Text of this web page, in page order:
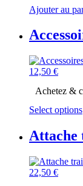
Ajouter au
12,50 €
Achetez &
Select options
Attache
22,50 €